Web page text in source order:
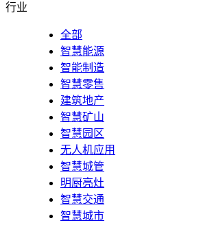
行业
全部
智慧能源
智能制造
智慧零售
建筑地产
智慧矿山
智慧园区
无人机应用
智慧城管
明厨亮灶
智慧交通
智慧城市